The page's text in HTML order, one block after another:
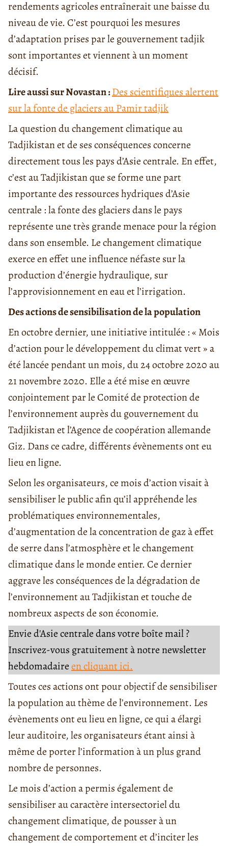
rendements agricoles entraînerait une baisse du
niveau de vie. C’est pourquoi les mesures
d’adaptation prises par le gouvernement tadjik
sont importantes et viennent à un moment
décisif.
Lire aussi sur Novastan :Des scientifiques alertent
sur la fonte de glaciers au Pamir tadjik
La question du changement climatique au
Tadjikistan et de ses conséquences concerne
directement tous les pays d’Asie centrale. En effet,
c’est au Tadjikistan que se forme une part
importante des ressources hydriques d’Asie
centrale : la fonte des glaciers dans le pays
représente une très grande menace pour la région
dans son ensemble. Le changement climatique
exerce en effet une influence néfaste sur la
production d’énergie hydraulique, sur
l’approvisionnement en eau et l’irrigation.
Des actions de sensibilisation de la population
En octobre dernier, une initiative intitulée : « Mois
d’action pour le développement du climat vert » a
été lancée pendant un mois, du 24 octobre 2020 au
21 novembre 2020. Elle a été mise en œuvre
conjointement par le Comité de protection de
l’environnement auprès du gouvernement du
Tadjikistan et l’Agence de coopération allemande
Giz. Dans ce cadre, différents évènements ont eu
lieu en ligne.
Selon les organisateurs, ce mois d’action visait à
sensibiliser le public afin qu’il appréhende les
problématiques environnementales,
d’augmentation de la concentration de gaz à effet
de serre dans l’atmosphère et le changement
climatique dans le monde entier. Ce dernier
aggrave les conséquences de la dégradation de
l’environnement au Tadjikistan et touche de
nombreux aspects de son économie.
Envie d'Asie centrale dans votre boîte mail ?
Inscrivez-vous gratuitement à notre newsletter
hebdomadaireen cliquant ici.
Toutes ces actions ont pour objectif de sensibiliser
la population au thème de l’environnement. Les
évènements ont eu lieu en ligne, ce qui a élargi
leur auditoire, les organisateurs étant ainsi à
même de porter l’information à un plus grand
nombre de personnes.
Le mois d’action a permis également de
sensibiliser au caractère intersectoriel du
changement climatique, de pousser à un
changement de comportement et d’inciter les